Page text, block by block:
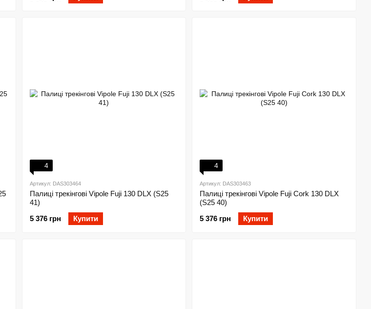
4
Артикул: DAS303464
Палиці трекінгові Vipole Fuji 130 DLX (S25
41)
5 376 грн
Купити
4
Артикул: DAS303463
Палиці трекінгові Vipole Fuji Cork 130 DLX
(S25 40)
5 376 грн
Купити